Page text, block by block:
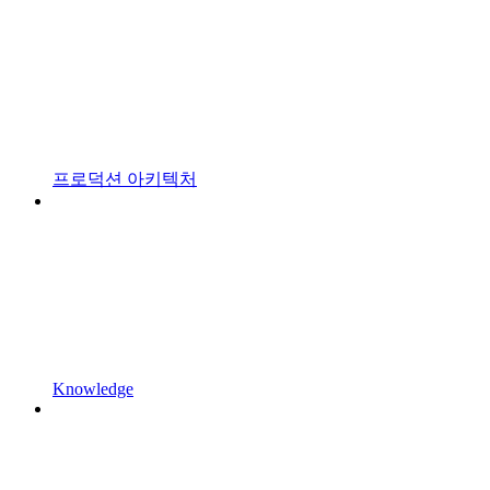
프로덕션 아키텍처
Knowledge